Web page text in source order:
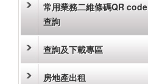
常用業務二維條碼QR code
查詢
查詢及下載專區
房地產出租